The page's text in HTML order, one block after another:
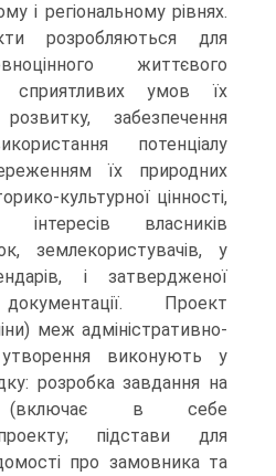
і регіональному рівнях.
розробляються для
життєвого
сприятливих умов їх
розвитку, забезпечення
потенціалу
їх природних
культурної цінності,
власників
землекористувачів, у
і затвердженої
Проект
меж адміністративно-
утворення виконують у
розробка завдання на
(включає в себе
підстави для
про замовника та